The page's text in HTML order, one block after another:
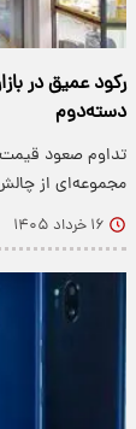
رکود عمیق در
دسته‌دوم
تداوم صعود
مجموعه‌ای از
۱۶ خرداد ۱۴۰۵